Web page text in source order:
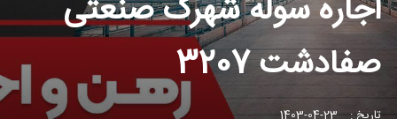
اجاره سوله شهرک صنعتی
صفادشت 3207